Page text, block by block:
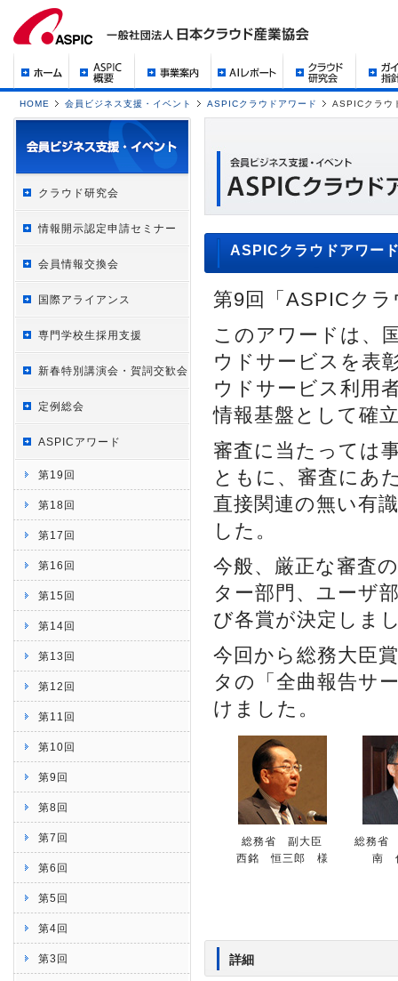
HOME 会員ビジネス支援・イベント ASPICクラウドアワード ASPICクラウ
クラウド研究会
情報開示認定申請セミナー
会員情報交換会
国際アライアンス
専門学校生採用支援
新春特別講演会・賀詞交歓会
定例総会
ASPICアワード
第19回
第18回
第17回
第16回
第15回
第14回
第13回
第12回
第11回
第10回
第9回
第8回
第7回
第6回
第5回
第4回
第3回
ASPICクラウドアワー
第9回「ASPICク
このアワードは、
ウドサービスを表
ウドサービス利用
情報基盤として確
審査に当たっては
ともに、審査にあ
直接関連の無い有
した。
今般、厳正な審査
ター部門、ユーザ
び各賞が決定しま
今回から総務大臣
タの「全曲報告サ
けました。
総務省 副大臣
西銘 恒三郎 様
総務省
南
詳細